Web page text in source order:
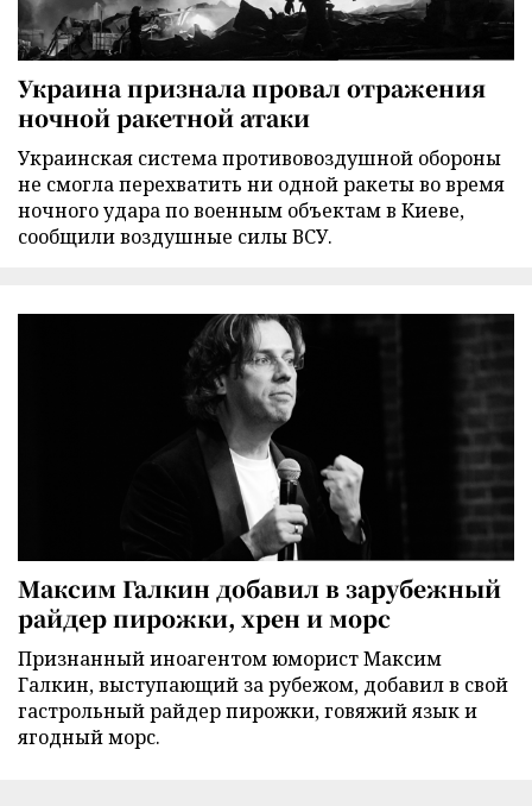
Украина признала провал отражения
ночной ракетной атаки
Украинская система противовоздушной обороны
не смогла перехватить ни одной ракеты во время
ночного удара по военным объектам в Киеве,
сообщили воздушные силы ВСУ.
Максим Галкин добавил в зарубежный
райдер пирожки, хрен и морс
Признанный иноагентом юморист Максим
Галкин, выступающий за рубежом, добавил в свой
гастрольный райдер пирожки, говяжий язык и
ягодный морс.